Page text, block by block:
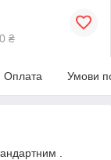
₴
Оплата Умови
.